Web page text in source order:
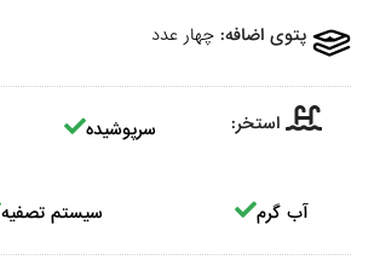
پتوی اضافه: چهار عدد
استخر: سرپوشیده
آب گرم سیستم تصفیه